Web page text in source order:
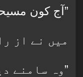
” آج کون مسیحا آ گیا آپ کے پاس؟”
میں نے از
” وہ سامنے دیکھ رہے ہو۔”